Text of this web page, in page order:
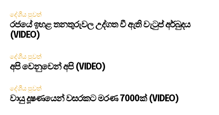
දේශීය පුවත්
රජයේ ඉහළ තනතුරුවල උද්ගත වී ඇති වැටුප් අර්බුදය
(VIDEO)
දේශීය පුවත්
අපි වෙනුවෙන් අපි (VIDEO)
දේශීය පුවත්
වායු දූෂණයෙන් වසරකට මරණ 7000ක් (VIDEO)